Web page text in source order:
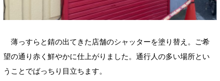
薄っすらと錆の出てきた店舗のシャッターを塗り替え。ご希
望の通り赤く鮮やかに仕上がりました。通行人の多い場所とい
うことでばっちり目立ちます。